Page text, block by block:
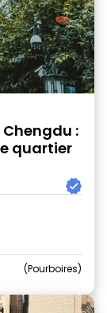
:
quartier
Pourboires